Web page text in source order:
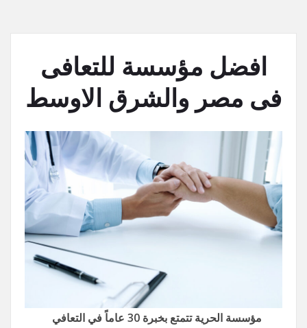
افضل مؤسسة للتعافى
فى مصر والشرق الاوسط
مؤسسة الحرية تتمتع بخبرة 30 عاماً في التعافي